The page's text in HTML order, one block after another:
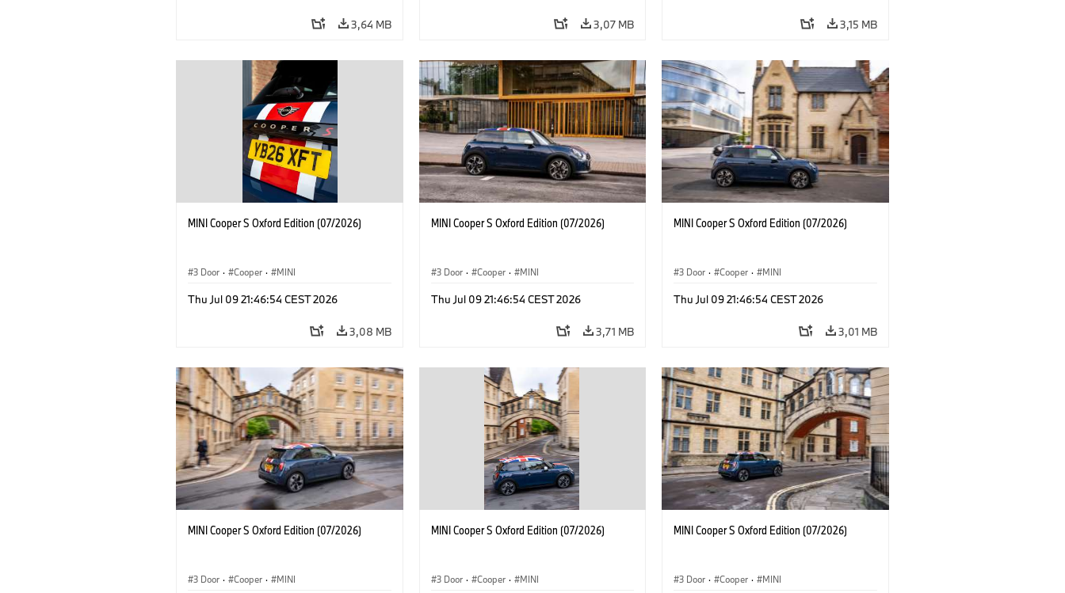
3,64 MB 3,07 MB 3,15 MB
MINI Cooper S Oxford Edition (07/2026)
3 Door · Cooper · MINI
Thu Jul 09 21:46:54 CEST 2026
3,08 MB
MINI Cooper S Oxford Edition (07/2026)
3 Door · Cooper · MINI
Thu Jul 09 21:46:54 CEST 2026
3,71 MB
MINI Cooper S Oxford Edition (07/2026)
3 Door · Cooper · MINI
Thu Jul 09 21:46:54 CEST 2026
3,01 MB
MINI Cooper S Oxford Edition (07/2026)
3 Door · Cooper · MINI
MINI Cooper S Oxford Edition (07/2026)
3 Door · Cooper · MINI
MINI Cooper S Oxford Edition (07/2026)
3 Door · Cooper · MINI